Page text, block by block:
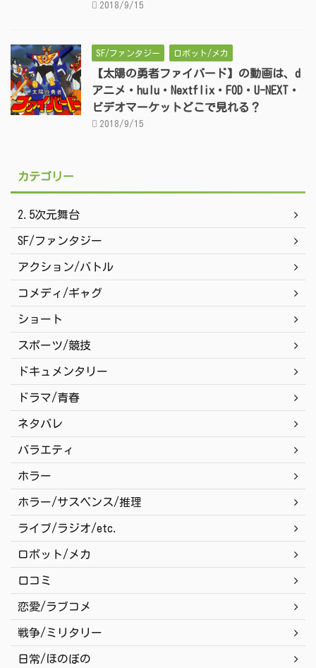
2018/9/15
SF/ファンタジー ロボット/メカ
【太陽の勇者ファイバード】の動画は、d
アニメ・hulu・Nextflix・FOD・U-NEXT・
ビデオマーケットどこで見れる？
2018/9/15
カテゴリー
2.5次元舞台
SF/ファンタジー
アクション/バトル
コメディ/ギャグ
ショート
スポーツ/競技
ドキュメンタリー
ドラマ/青春
ネタバレ
バラエティ
ホラー
ホラー/サスペンス/推理
ライブ/ラジオ/etc.
ロボット/メカ
口コミ
恋愛/ラブコメ
戦争/ミリタリー
日常/ほのぼの